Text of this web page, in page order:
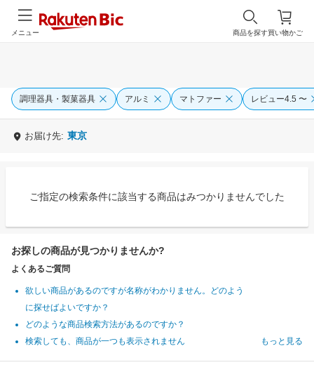
買い物かご
商品を探す
メニュー
調理器具・製菓器具 アルミ マトファー レビュー4.5 〜
お届け先: 東京
ご指定の検索条件に該当する商品はみつかりませんでした
お探しの商品が見つかりませんか?
よくあるご質問
欲しい商品があるのですが名称がわかりません。どのよう
に探せばよいですか？
どのような商品検索方法があるのですか？
検索しても、商品が一つも表示されません
もっと見る